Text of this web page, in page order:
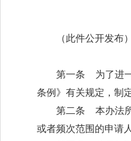
（此件公开发布）
第一条 为了进
条例》有关规定，制
第二条 本办法
或者频次范围的申请